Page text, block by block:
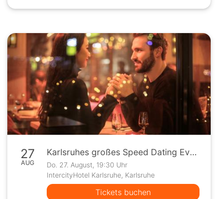
27
AUG
Karlsruhes großes Speed Dating Event
Do. 27. August, 19:30 Uhr
IntercityHotel Karlsruhe, Karlsruhe
Tickets buchen